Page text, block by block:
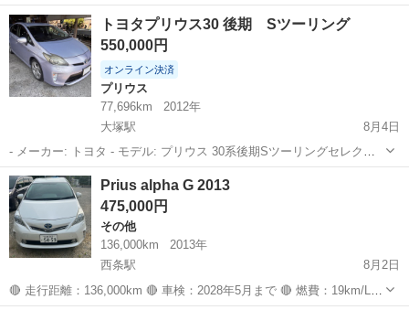
良好です。 ✅ 年式：2014年 ✅ グレード：トヨタ アクア G ハイブリ
ッド ✅ 走行距離：118,497km ✅ 燃費：約30～35km/L ✅...
広島 安芸郡 アクア
トヨタプリウス30 後期 Sツーリング
550,000円
オンライン決済
プリウス
77,696km
2012年
大塚駅
8月4日
- メーカー: トヨタ - モデル: プリウス 30系後期Sツーリングセレクシ
ョン - ボディタイプ: ハッチバック - 駆動方式: ハイブリッド •車検
2027/4まで 走行距離:77696km 現車確認必須 現状目立...
広島 広島市 大塚駅 プリウス
Prius alpha G 2013
475,000円
その他
136,000km
2013年
西条駅
8月2日
🔴 走行距離：136,000km 🔴 車検：2028年5月まで 🔴 燃費：19km/L